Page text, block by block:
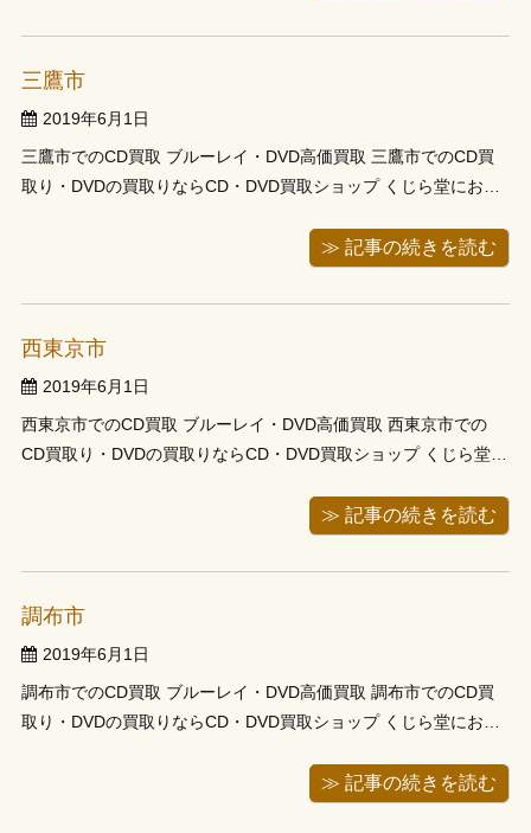
三鷹市
2019年6月1日
三鷹市でのCD買取 ブルーレイ・DVD高価買取 三鷹市でのCD買
取り・DVDの買取りならCD・DVD買取ショップ くじら堂にお任
取の他、DVD・ブルーレイ、ゲーム、本、趣味の物の出張買取り
≫ 記事の続きを読む
西東京市
2019年6月1日
西東京市でのCD買取 ブルーレイ・DVD高価買取 西東京市での
CD買取り・DVDの買取りならCD・DVD買取ショップ くじら堂に
でCD買取の他、DVD・ブルーレイ、ゲーム、本、趣味の物の出
≫ 記事の続きを読む
調布市
2019年6月1日
調布市でのCD買取 ブルーレイ・DVD高価買取 調布市でのCD買
取り・DVDの買取りならCD・DVD買取ショップ くじら堂にお任
取の他、DVD・ブルーレイ、ゲーム、本、趣味の物の出張買取り
≫ 記事の続きを読む